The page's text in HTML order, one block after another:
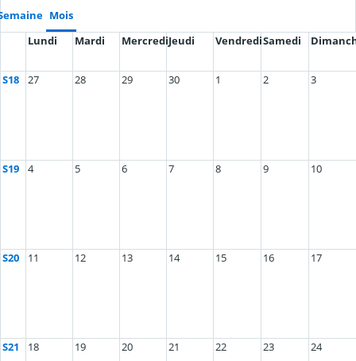
Mois
Lundi
Mardi MercrediJeudi VendrediSamedi
S18 27 28 29 30 1 2 3
S19 4 5 6 7 8 9 10
S20 11 12 13 14 15 16 17
S21 18 19 20 21 22 23 24